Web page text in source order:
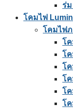
ร่
โคมไฟ
โคมไฟภ
โค
โ
โค
โค
โ
โ